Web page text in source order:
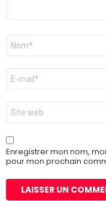
Nom
E-
mail
*
Site
web
Enregistrer mon nom,
pour mon prochain